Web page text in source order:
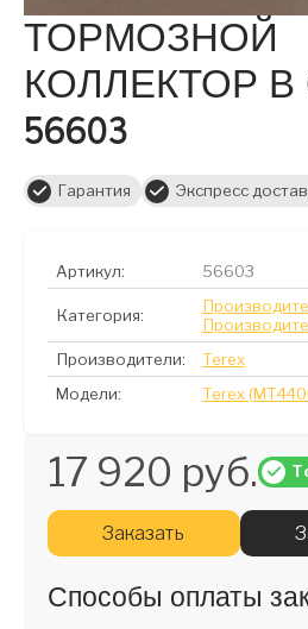
ТОРМОЗНОЙ
КОЛЛЕКТОР
56603
Гарантия Экспресс
Артикул: 56603
Категория:
Производители:
Terex
Модели:
Terex
17 920 руб.
Заказать
Способы оплаты